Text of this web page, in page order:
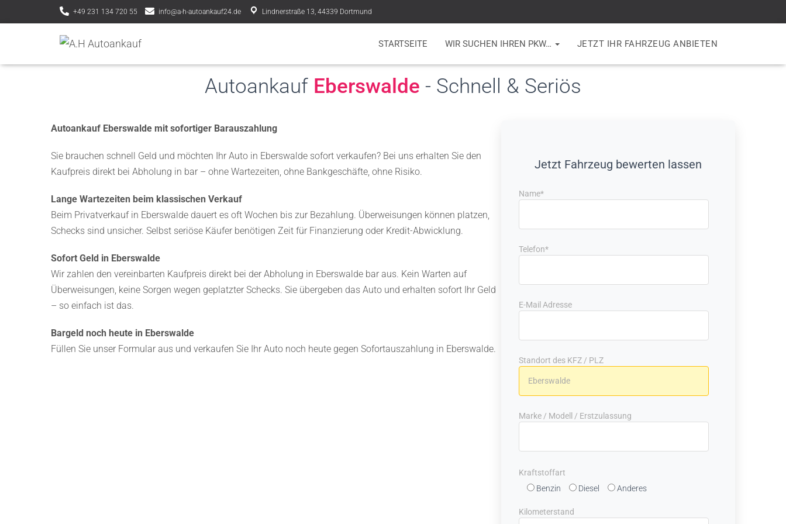
+49 231 134 720 55 info@a-h-autoankauf24.de Lindnerstraße 13, 44339 Dortmund
STARTSEITE WIR SUCHEN IHREN PKW… JETZT IHR FAHRZEUG ANBIETEN
Autoankauf Eberswalde - Schnell & Seriös
Autoankauf Eberswalde mit sofortiger Barauszahlung
Sie brauchen schnell Geld und möchten Ihr Auto in Eberswalde sofort verkaufen? Bei uns erhalten Sie den
Kaufpreis direkt bei Abholung in bar – ohne Wartezeiten, ohne Bankgeschäfte, ohne Risiko.
Lange Wartezeiten beim klassischen Verkauf
Beim Privatverkauf in Eberswalde dauert es oft Wochen bis zur Bezahlung. Überweisungen können platzen,
Schecks sind unsicher. Selbst seriöse Käufer benötigen Zeit für Finanzierung oder Kredit-Abwicklung.
Sofort Geld in Eberswalde
Wir zahlen den vereinbarten Kaufpreis direkt bei der Abholung in Eberswalde bar aus. Kein Warten auf
Überweisungen, keine Sorgen wegen geplatzter Schecks. Sie übergeben das Auto und erhalten sofort Ihr Geld
– so einfach ist das.
Bargeld noch heute in Eberswalde
Füllen Sie unser Formular aus und verkaufen Sie Ihr Auto noch heute gegen Sofortauszahlung in Eberswalde.
Jetzt Fahrzeug bewerten lassen
Name*
Telefon*
E-Mail Adresse
Standort des KFZ / PLZ
Marke / Modell / Erstzulassung
Kraftstoffart
Benzin
Diesel Anderes
Kilometerstand